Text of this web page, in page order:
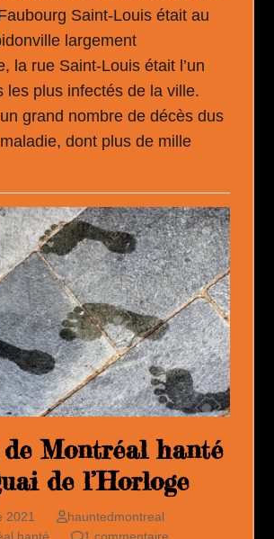
Saint-Louis était au
largement
la rue Saint-Louis était l’un
les plus infectés de la ville.
grand nombre de décès dus
dont plus de mille
Montréal hanté
de l’Horloge
2021
hauntedmontreal